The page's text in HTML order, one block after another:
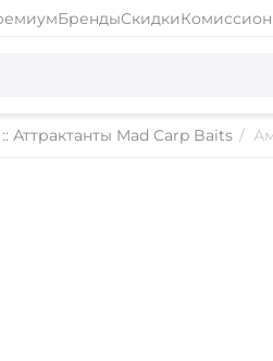
БрендыСкидки
Аттрактанты Mad Carp Baits /